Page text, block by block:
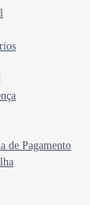
de Pagamento